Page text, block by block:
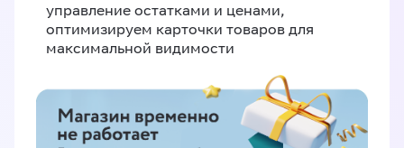
управление остатками и ценами,
оптимизируем карточки товаров для
максимальной видимости